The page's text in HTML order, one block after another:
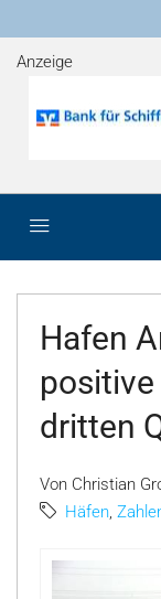
Anzeige
Hafen
dritten
Von Christian
Häfen,